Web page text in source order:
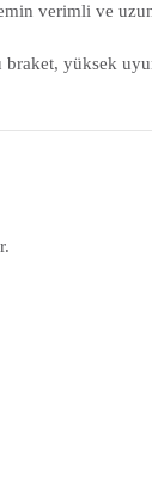
verimli ve uzun
yüksek